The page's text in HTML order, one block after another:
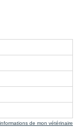
de mon vétérinaire